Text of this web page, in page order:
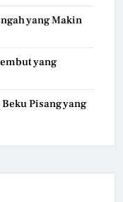
yang Makin
yang
Pisang yang